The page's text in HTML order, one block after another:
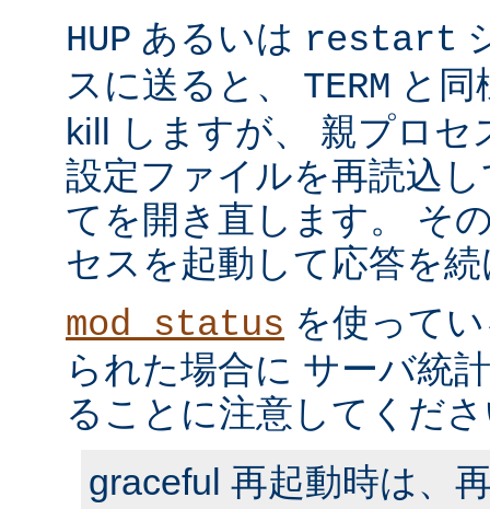
HUP あるいは restart
スに送ると、 TERM と
kill しますが、 親プロセ
設定ファイルを再読込
てを開き直します。 そ
セスを起動して応答を
mod_status を使って
られた場合に サーバ統
ることに注意してくだ
graceful 再起動時は、